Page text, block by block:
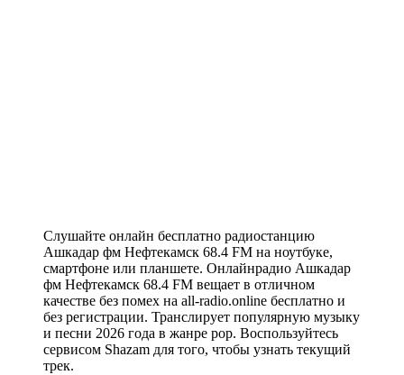
Слушайте онлайн бесплатно радиостанцию
Ашкадар фм Нефтекамск 68.4 FM на ноутбуке,
смартфоне или планшете. Онлайнрадио Ашкадар
фм Нефтекамск 68.4 FM вещает в отличном
качестве без помех на all-radio.online бесплатно и
без регистрации. Транслирует популярную музыку
и песни 2026 года в жанре pop. Воспользуйтесь
сервисом Shazam для того, чтобы узнать текущий
трек.